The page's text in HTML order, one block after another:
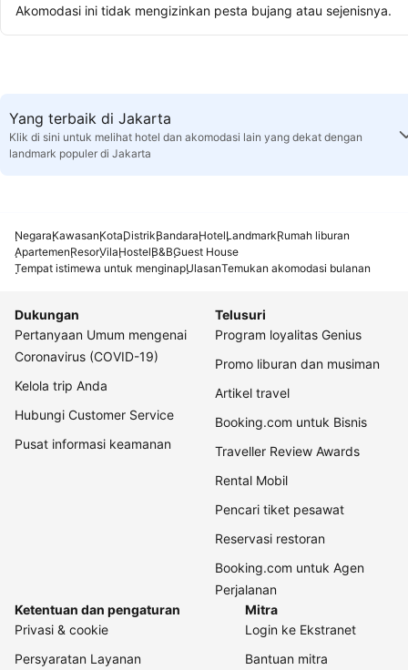
Akomodasi ini tidak mengizinkan pesta bujang atau sejenisnya.
Yang terbaik di Jakarta
Klik di sini untuk melihat hotel dan akomodasi lain yang dekat dengan
landmark populer di Jakarta
NegaraKawasanKotaDistrikBandaraHotelLandmarkRumah liburan
ApartemenResorVilaHostelB&BGuest House
Tempat istimewa untuk menginapUlasanTemukan akomodasi bulanan
Dukungan
Pertanyaan Umum mengenai
Coronavirus (COVID-19)
Kelola trip Anda
Hubungi Customer Service
Pusat informasi keamanan
Telusuri
Program loyalitas Genius
Promo liburan dan musiman
Artikel travel
Booking.com untuk Bisnis
Traveller Review Awards
Rental Mobil
Pencari tiket pesawat
Reservasi restoran
Booking.com untuk Agen
Perjalanan
Ketentuan dan pengaturan
Privasi & cookie
Persyaratan Layanan
Mitra
Login ke Ekstranet
Bantuan mitra